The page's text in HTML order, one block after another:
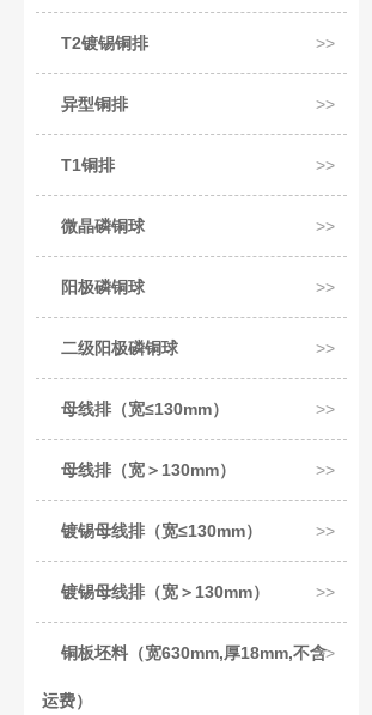
T2镀锡铜排
异型铜排
T1铜排
微晶磷铜球
阳极磷铜球
二级阳极磷铜球
母线排（宽≤130mm）
母线排（宽＞130mm）
镀锡母线排（宽≤130mm）
镀锡母线排（宽＞130mm）
铜板坯料（宽630mm,厚18mm,不含
运费）